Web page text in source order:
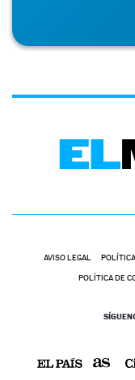
AVISO LEGAL
POLÍTICA DE